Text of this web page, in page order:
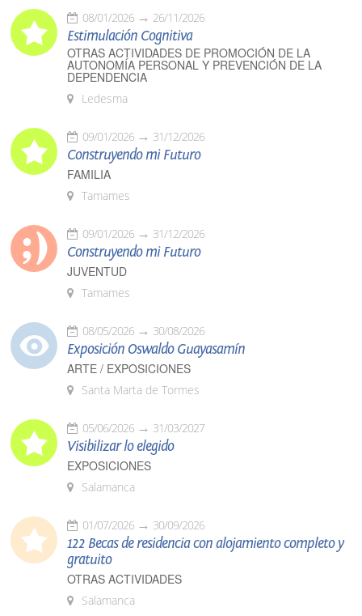
08/01/2026 26/11/2026
Estimulación Cognitiva
OTRAS ACTIVIDADES DE PROMOCIÓN DE LA
AUTONOMÍA PERSONAL Y PREVENCIÓN DE LA
DEPENDENCIA
Ledesma
09/01/2026 31/12/2026
Construyendo mi Futuro
FAMILIA
Tamames
09/01/2026 31/12/2026
Construyendo mi Futuro
JUVENTUD
Tamames
08/05/2026 30/08/2026
Exposición Oswaldo Guayasamín
ARTE / EXPOSICIONES
Santa Marta de Tormes
05/06/2026 31/03/2027
Visibilizar lo elegido
EXPOSICIONES
Salamanca
01/07/2026 30/09/2026
122 Becas de residencia con alojamiento completo y
gratuito
OTRAS ACTIVIDADES
Salamanca